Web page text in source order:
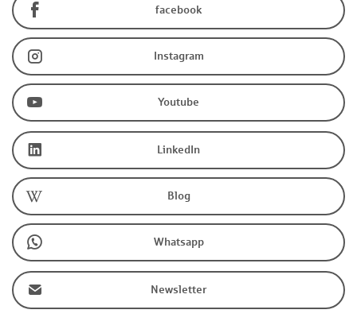
facebook
Instagram
Youtube
LinkedIn
Blog
Whatsapp
Newsletter